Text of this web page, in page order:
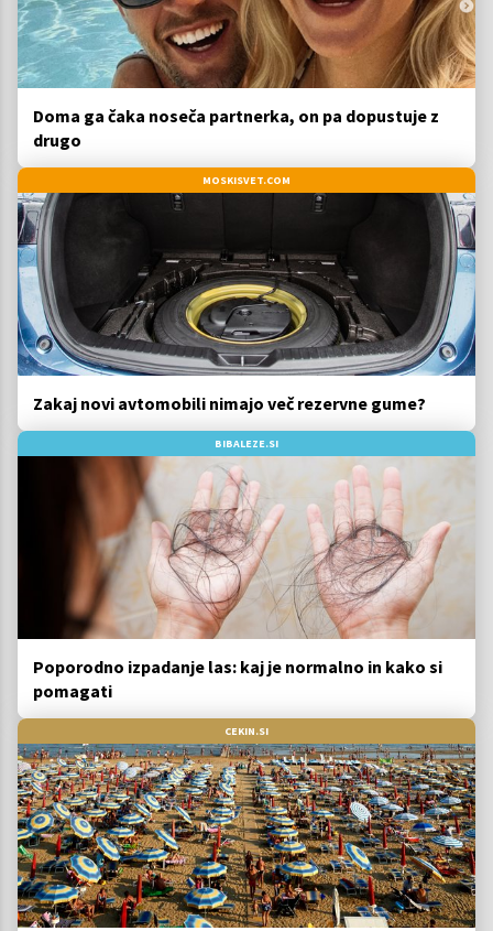
Doma ga čaka noseča partnerka, on pa dopustuje z
drugo
MOSKISVET.COM
Zakaj novi avtomobili nimajo več rezervne gume?
BIBALEZE.SI
Poporodno izpadanje las: kaj je normalno in kako si
pomagati
CEKIN.SI